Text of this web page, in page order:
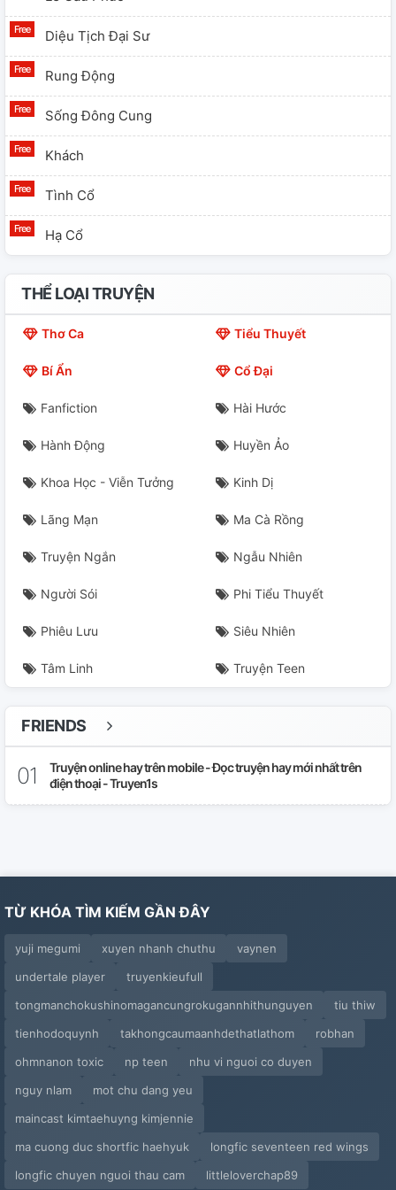
hạ chu sa cổ, mỗi đến đêm trăng tròn nhất định phải
giao hợp, nếu không kinh m
Diệu Tịch Đại Sư
Rung Động
Sống Đông Cung
Khách
Tình Cổ
Hạ Cổ
THỂ LOẠI TRUYỆN
Thơ Ca Tiểu Thuyết
Bí Ẩn Cổ Đại
Fanfiction Hài Hước
Hành Động Huyền Ảo
Khoa Học - Viễn Tưởng Kinh Dị
Lãng Mạn Ma Cà Rồng
Truyện Ngắn Ngẫu Nhiên
Người Sói Phi Tiểu Thuyết
Phiêu Lưu Siêu Nhiên
Tâm Linh Truyện Teen
FRIENDS
Truyện online hay trên mobile - Đọc truyện hay mới nhất trên
điện thoại - Truyen1s
TỪ KHÓA TÌM KIẾM GẦN ĐÂY
yuji megumi xuyen nhanh chuthu
vaynen
undertale player
truyenkieufull
tongmanchokushinomagancungrokugannhithunguyen
tiu thiw
tienhodoquynh
takhongcaumaanhdethatlathom
robhan
ohmnanon toxic
np teen
nhu vi nguoi co duyen
nguy nlam
mot chu dang yeu
maincast kimtaehuyng kimjennie
ma cuong duc shortfic haehyuk
longfic seventeen red wings
longfic chuyen nguoi thau cam
littleloverchap89